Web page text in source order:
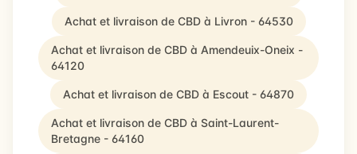
Achat et livraison de CBD à Livron - 64530
Achat et livraison de CBD à Amendeuix-Oneix -
64120
Achat et livraison de CBD à Escout - 64870
Achat et livraison de CBD à Saint-Laurent-
Bretagne - 64160